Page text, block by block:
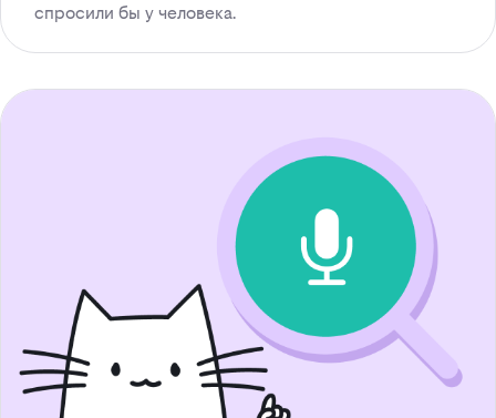
спросили бы у человека.